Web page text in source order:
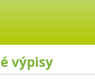
výpisy